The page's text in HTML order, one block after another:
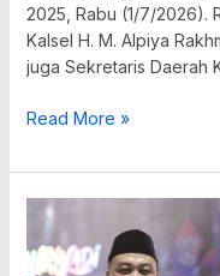
2025, Rabu (1/7/2026).
Kalsel H. M. Alpiya
juga Sekretaris Daerah
Read More »
Hari
Kotabaru,